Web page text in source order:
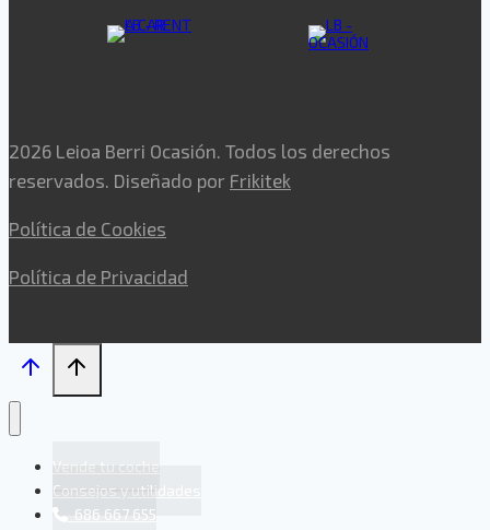
2026 Leioa Berri Ocasión. Todos los derechos
reservados. Diseñado por Frikitek
Política de Cookies
Política de Privacidad
Vende tu coche
Consejos y utilidades
686 667 655